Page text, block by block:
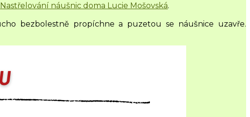
Nastřelování náušnic doma Lucie Mošovská.
bezbolestně propíchne a puzetou se náušnice uzavře.